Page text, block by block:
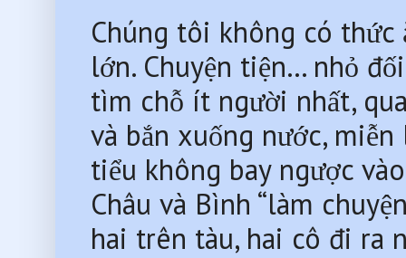
Chúng tôi không có
lớn. Chuyện tiện… nhỏ
tìm chỗ ít người nhất,
và bắn xuống nước,
tiểu không bay ngược
Châu và Bình “làm
hai trên tàu, hai cô đi ra